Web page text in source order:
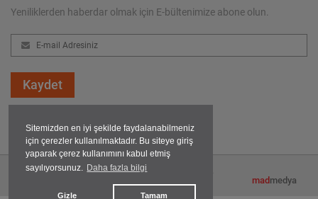
Sitemizden en iyi şekilde faydalanabilmeniz
için çerezler kullanılmaktadır. Bu siteye giriş
yaparak çerez kullanımını kabul etmiş
sayılıyorsunuz. Daha fazla bilgi
Gizle Tamam
Yeniliklerden haberdar olmak için E-bültenimize abone olun.
Kaydet
2026 Hemofili Federasyonu © Her hakkı saklıdır.
mad medya